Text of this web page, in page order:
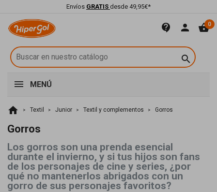
Envíos GRATIS desde 49,95€*
contact_support person shopping_basket0

MENÚ
home Textil Junior Textil y complementos Gorros
Gorros
Los gorros son una prenda esencial
durante el invierno, y si tus hijos son fans
de los personajes de cine y series, ¿por
qué no mantenerlos abrigados con un
gorro de sus personajes favoritos?